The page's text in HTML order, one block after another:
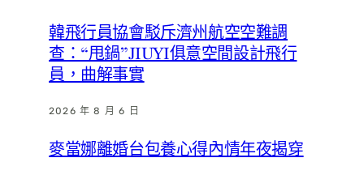
韓飛行員協會駁斥濟州航空空難調
查：“甩鍋”JIUYI俱意空間設計飛行
員，曲解事實
2026 年 8 月 6 日
麥當娜離婚台包養心得內情年夜揭穿